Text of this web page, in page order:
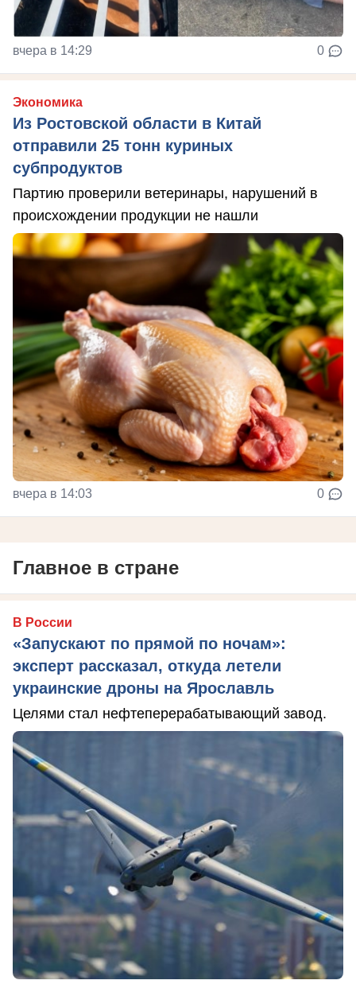
вчера в 14:29 0
Экономика
Из Ростовской области в Китай
отправили 25 тонн куриных
субпродуктов
Партию проверили ветеринары, нарушений в
происхождении продукции не нашли
вчера в 14:03 0
Главное в стране
В России
«Запускают по прямой по ночам»:
эксперт рассказал, откуда летели
украинские дроны на Ярославль
Целями стал нефтеперерабатывающий завод.